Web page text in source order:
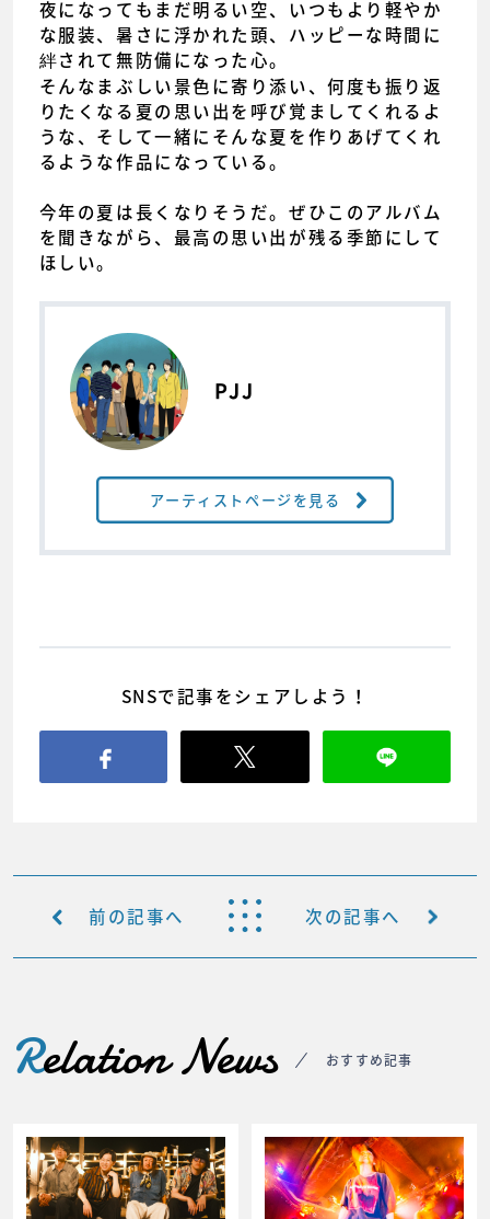
夜になってもまだ明るい空、いつもより軽やか
な服装、暑さに浮かれた頭、ハッピーな時間に
絆されて無防備になった心。
そんなまぶしい景色に寄り添い、何度も振り返
りたくなる夏の思い出を呼び覚ましてくれるよ
うな、そして一緒にそんな夏を作りあげてくれ
るような作品になっている。
今年の夏は長くなりそうだ。ぜひこのアルバム
を聞きながら、最高の思い出が残る季節にして
ほしい。
PJJ
アーティストページを見る
SNSで記事をシェアしよう！
前の記事へ 次の記事へ
Relation News おすすめ記事